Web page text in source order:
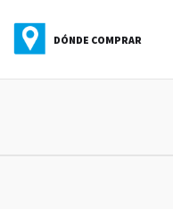
DÓNDE COMPRAR